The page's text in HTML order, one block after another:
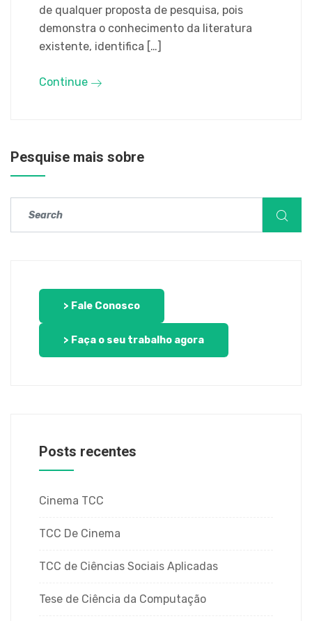
de qualquer proposta de pesquisa, pois
demonstra o conhecimento da literatura
existente, identifica […]
Continue
Pesquise mais sobre
> Fale Conosco
> Faça o seu trabalho agora
Posts recentes
Cinema TCC
TCC De Cinema
TCC de Ciências Sociais Aplicadas
Tese de Ciência da Computação